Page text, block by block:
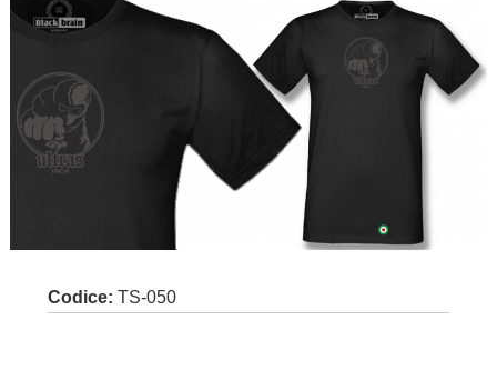
Codice:TS-050